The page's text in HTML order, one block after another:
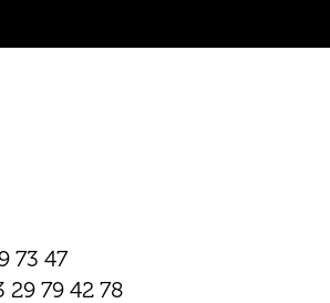
73 47
29 79 42 78